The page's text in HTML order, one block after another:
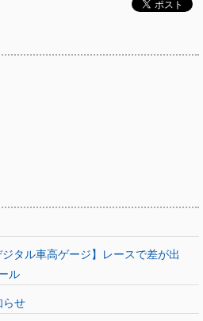
タル車高ゲージ】レースで差が出
ル
らせ